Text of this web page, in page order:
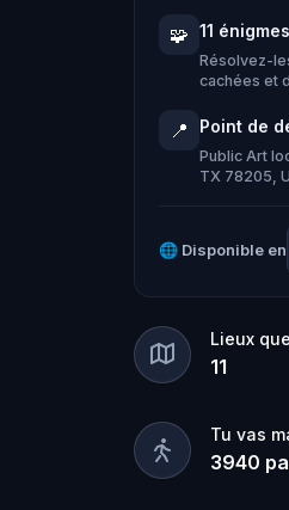
🧩 11
Résolvez-
cachées et
📍 Point de
Public Art
TX 78205,
🌐 Disponible en
Lieux
11
Tu vas
3940